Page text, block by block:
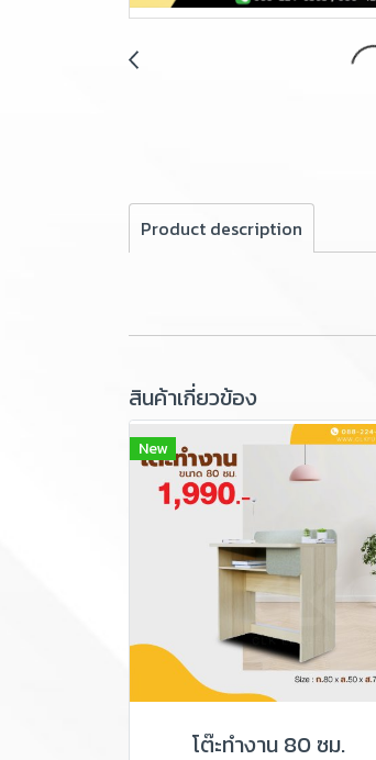
Product description
สินค้าเกี่ยวข้อง
New
โต๊ะทำงาน 80 ซม.